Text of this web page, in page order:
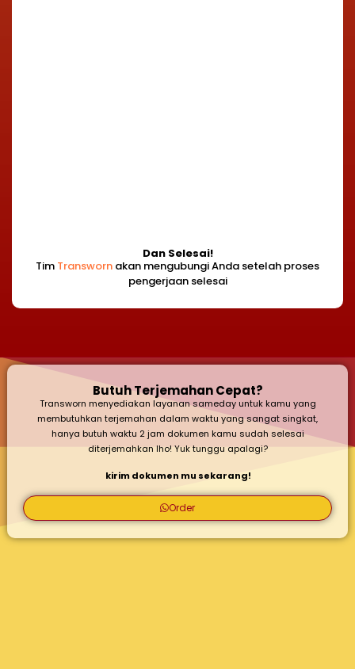
Dan Selesai!
Tim Transworn akan mengubungi Anda setelah proses
pengerjaan selesai
Butuh Terjemahan Cepat?
Transworn menyediakan layanan sameday untuk kamu yang
membutuhkan terjemahan dalam waktu yang sangat singkat,
hanya butuh waktu 2 jam dokumen kamu sudah selesai
diterjemahkan lho! Yuk tunggu apalagi?
kirim dokumen mu sekarang!
Order